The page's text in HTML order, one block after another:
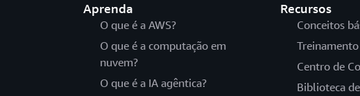
Aprenda
O que é a AWS?
O que é a computação em
nuvem?
O que é a IA agêntica?
Recursos
Conceitos
Treinamento
Centro de
Biblioteca